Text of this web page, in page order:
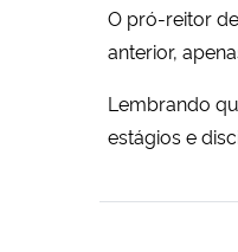
O pró-reitor
anterior,
Lembrando
estágios e